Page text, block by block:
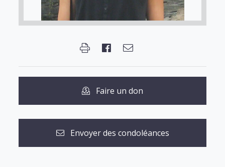
Faire un don
Envoyer des condoléances